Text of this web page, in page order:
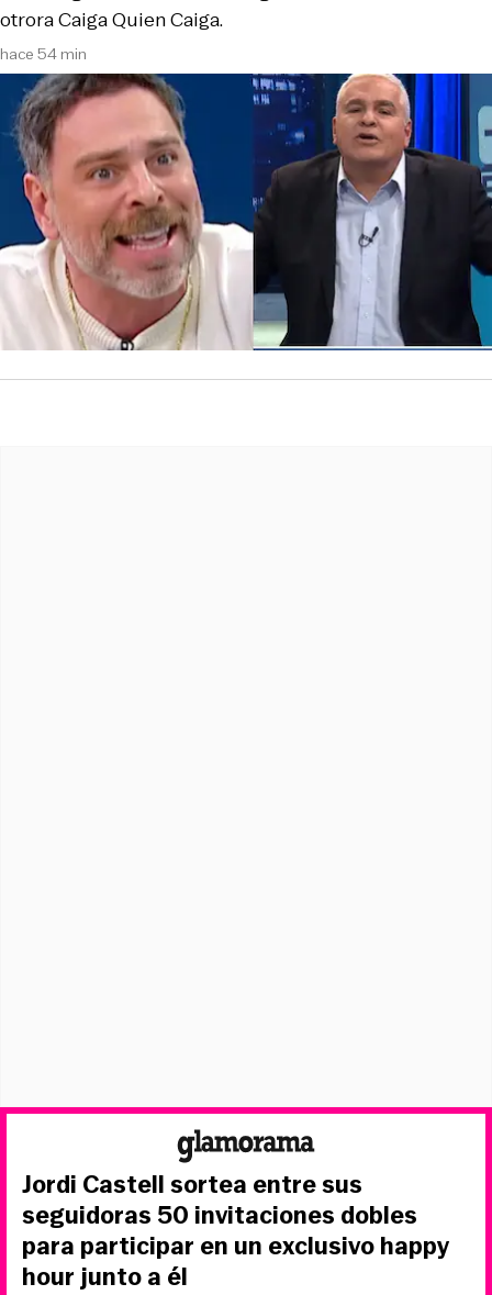
hace 54 min
otrora Caiga Quien Caiga.
Jordi Castell sortea entre sus
seguidoras 50 invitaciones dobles
para participar en un exclusivo happy
hour junto a él